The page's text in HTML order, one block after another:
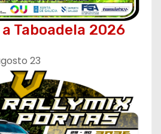
Taboadela 2026
23